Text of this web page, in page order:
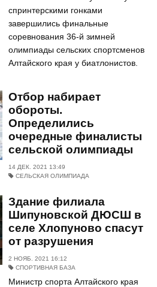
спринтерскими гонками
завершились финальные
соревнования 36-й зимней
олимпиады сельских спортсменов
Алтайского края у биатлонистов.
Отбор набирает
обороты.
Определились
очередные финалисты
сельской олимпиады
14 ДЕК. 2021 13:49
СЕЛЬСКАЯ ОЛИМПИАДА
Здание филиала
Шипуновской ДЮСШ в
селе Хлопуново спасут
от разрушения
2 НОЯБ. 2021 16:12
СПОРТИВНАЯ БАЗА
Министр спорта Алтайского края